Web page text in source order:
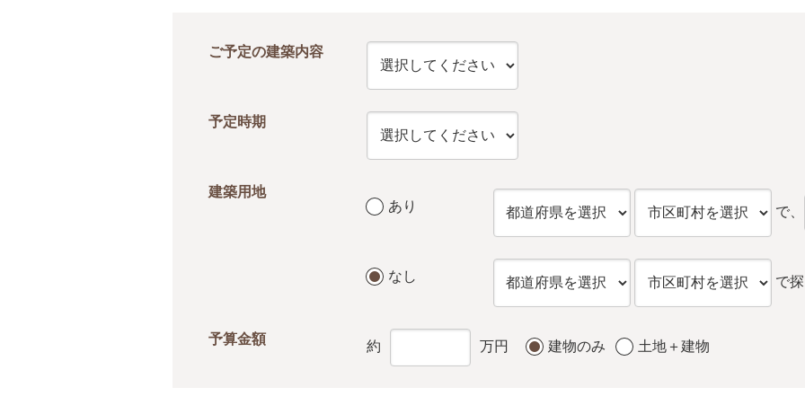
ご予定の建築内容
予定時期
建築用地
あり
で、
なし で
予算金額
約 万円 建物のみ 土地＋建物